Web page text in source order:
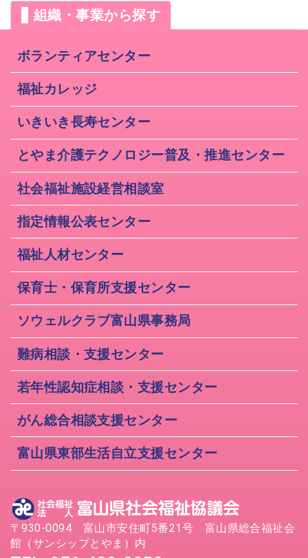
組織・事業から探す
ボランティアセンター
福祉カレッジ
いきいき長寿センター
とやま介護テクノロジー普及・推進センター
社会福祉施設経営相談室
指定情報公表センター
福祉人材センター
保育士・保育所支援センター
ソウェルクラブ富山県事務局
難病相談・支援センター
若年性認知症相談・支援センター
がん総合相談支援センター
富山県東部生活自立支援センター
〒930-0094 富山市安住町5番21号 富山県総合福祉会
館（サンシップとやま）内